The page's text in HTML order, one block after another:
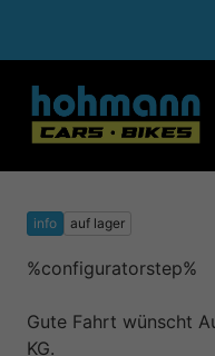
info auf lager
%configuratorstep%
Gute Fahrt wünscht
KG.